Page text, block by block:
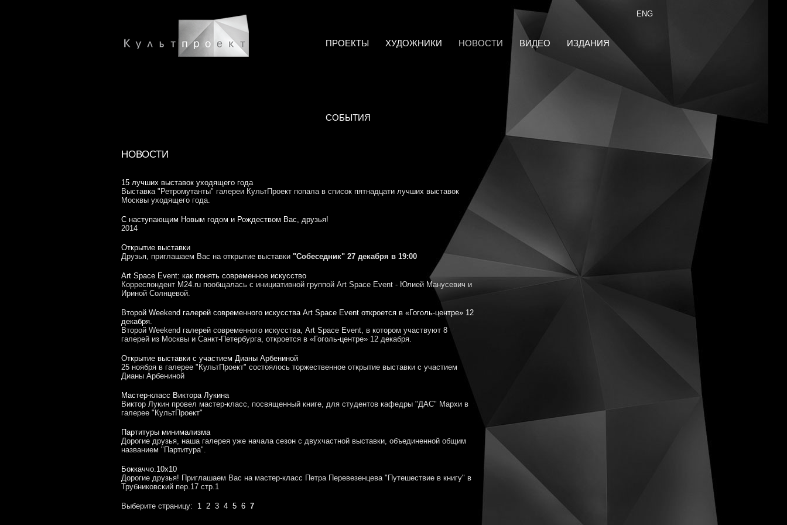
ENG
ПРОЕКТЫ ХУДОЖНИКИ НОВОСТИ ВИДЕО ИЗДАНИЯ
СОБЫТИЯ
НОВОСТИ
15 лучших выставок уходящего года
Выставка "Ретромутанты" галереи КультПроект попала в список пятнадцати лучших выставок
Москвы уходящего года.
С наступающим Новым годом и Рождеством Вас, друзья!
2014
Открытие выставки
Друзья, приглашаем Вас на открытие выставки "Собеседник" 27 декабря в 19:00
Аrt Space Event: как понять современное искусство
Корреспондент M24.ru пообщалась с инициативной группой Art Space Event - Юлией Манусевич и
Ириной Солнцевой.
Второй Weekend галерей современного искусства Art Space Event откроется в «Гоголь-центре» 12
декабря.
Второй Weekend галерей современного искусства, Art Space Event, в котором участвуют 8
галерей из Москвы и Санкт-Петербурга, откроется в «Гоголь-центре» 12 декабря.
Открытие выставки с участием Дианы Арбениной
25 ноября в галерее "КультПроект" состоялось торжественное открытие выставки с участием
Дианы Арбениной
Мастер-класс Виктора Лукина
Виктор Лукин провел мастер-класс, посвященный книге, для студентов кафедры "ДАС" Мархи в
галерее "КультПроект"
Партитуры минимализма
Дорогие друзья, наша галерея уже начала сезон с двухчастной выставки, объединенной общим
названием "Партитура".
Боккаччо.10х10
Дорогие друзья! Приглашаем Вас на мастер-класс Петра Перевезенцева "Путешествие в книгу" в
Трубниковский пер.17 стр.1
Выберите страницу: 1 2 3 4 5 6 7